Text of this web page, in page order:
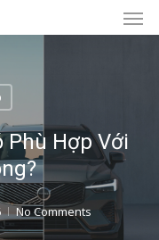
Phù Hợp Với
No Comments
Menu